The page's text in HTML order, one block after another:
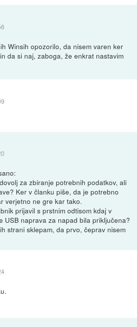
Winsih opozorilo, da nisem varen ker
da si naj, zaboga, že enkrat nastavim
za zbiranje potrebnih podatkov, ali
Ker v članku piše, da je potrebno
verjetno ne gre kar tako.
prijavil s prstnim odtisom kdaj v
USB naprava za napad bila priključena?
strani sklepam, da prvo, čeprav nisem